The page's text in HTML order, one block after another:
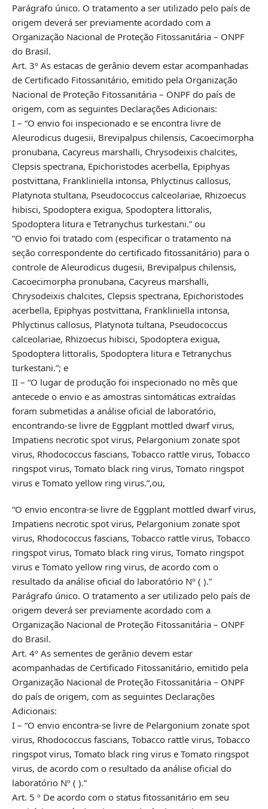
Parágrafo único. O tratamento a ser utilizado pelo país de
origem deverá ser previamente acordado com a
Organização Nacional de Proteção Fitossanitária – ONPF
do Brasil.
Art. 3º As estacas de gerânio devem estar acompanhadas
de Certificado Fitossanitário, emitido pela Organização
Nacional de Proteção Fitossanitária – ONPF do país de
origem, com as seguintes Declarações Adicionais:
I – “O envio foi inspecionado e se encontra livre de
Aleurodicus dugesii, Brevipalpus chilensis, Cacoecimorpha
pronubana, Cacyreus marshalli, Chrysodeixis chalcites,
Clepsis spectrana, Epichoristodes acerbella, Epiphyas
postvittana, Frankliniella intonsa, Phlyctinus callosus,
Platynota stultana, Pseudococcus calceolariae, Rhizoecus
hibisci, Spodoptera exigua, Spodoptera littoralis,
Spodoptera litura e Tetranychus turkestani.” ou
“O envio foi tratado com (especificar o tratamento na
seção correspondente do certificado fitossanitário) para o
controle de Aleurodicus dugesii, Brevipalpus chilensis,
Cacoecimorpha pronubana, Cacyreus marshalli,
Chrysodeixis chalcites, Clepsis spectrana, Epichoristodes
acerbella, Epiphyas postvittana, Frankliniella intonsa,
Phlyctinus callosus, Platynota tultana, Pseudococcus
calceolariae, Rhizoecus hibisci, Spodoptera exigua,
Spodoptera littoralis, Spodoptera litura e Tetranychus
turkestani.”; e
II – “O lugar de produção foi inspecionado no mês que
antecede o envio e as amostras sintomáticas extraídas
foram submetidas a análise oficial de laboratório,
encontrando-se livre de Eggplant mottled dwarf virus,
Impatiens necrotic spot virus, Pelargonium zonate spot
virus, Rhodococcus fascians, Tobacco rattle virus, Tobacco
ringspot virus, Tomato black ring virus, Tomato ringspot
virus e Tomato yellow ring virus.”,ou,
“O envio encontra-se livre de Eggplant mottled dwarf virus,
Impatiens necrotic spot virus, Pelargonium zonate spot
virus, Rhodococcus fascians, Tobacco rattle virus, Tobacco
ringspot virus, Tomato black ring virus, Tomato ringspot
virus e Tomato yellow ring virus, de acordo com o
resultado da análise oficial do laboratório Nº ( ).”
Parágrafo único. O tratamento a ser utilizado pelo país de
origem deverá ser previamente acordado com a
Organização Nacional de Proteção Fitossanitária – ONPF
do Brasil.
Art. 4º As sementes de gerânio devem estar
acompanhadas de Certificado Fitossanitário, emitido pela
Organização Nacional de Proteção Fitossanitária – ONPF
do país de origem, com as seguintes Declarações
Adicionais:
I – “O envio encontra-se livre de Pelargonium zonate spot
virus, Rhodococcus fascians, Tobacco rattle virus, Tobacco
ringspot virus, Tomato black ring virus e Tomato ringspot
virus, de acordo com o resultado da análise oficial do
laboratório Nº ( ).”
Art. 5 º De acordo com o status fitossanitário em seu